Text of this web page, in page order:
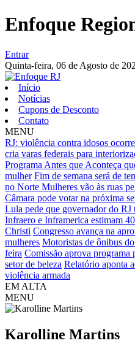
Enfoque
Entrar
Quinta-feira, 06 de Agosto de
Início
Notícias
Cupons de Desconto
Contato
MENU
RJ: violência contra idosos
cria varas federais para
Programa Antes que Aconteça
mulher Fim de semana será de
no Norte Mulheres vão às ruas
Câmara pode votar na próxima
Lula pede que governador do
Infraero e Inframerica estimam
Christi Congresso avança na
mulheres Motoristas de ônibus
feira Comissão aprova programa
setor de beleza Relatório aponta
violência armada
EM ALTA
MENU
Karolline Martins